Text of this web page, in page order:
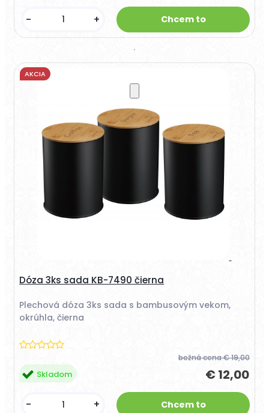
- +
Dóza 3ks sada KB-7490 čierna
Plechová dóza 3ks sada s bambusovým vekom,
okrúhla, čierna
bežná cena€ 19,00
€ 12,00
Skladom
- +
AKCIA